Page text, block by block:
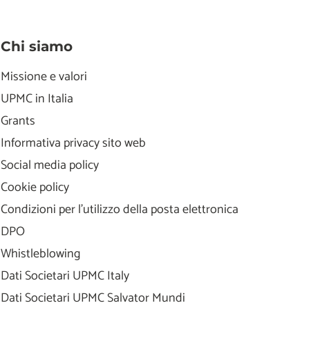
Chi siamo
Missione e valori
UPMC in Italia
Grants
Informativa privacy sito web
Social media policy
Cookie policy
Condizioni per l'utilizzo della posta elettronica
DPO
Whistleblowing
Dati Societari UPMC Italy
Dati Societari UPMC Salvator Mundi